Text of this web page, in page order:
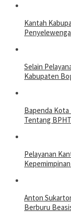
Kantah
Selain
Kabupaten
Bapenda
Tentang
Pelayanan
Anton
Berburu